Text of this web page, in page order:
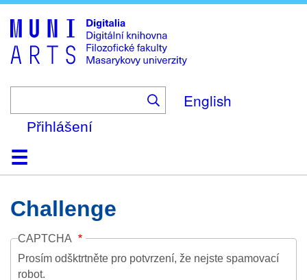
to
main
content
English
Přihlášení
DomůKolekce
Prohlížení
Vyhledávání
O platformě
Nápověda
KontaktDigitalia
Challenge
CAPTCHA
Prosím odšktrtněte pro potvrzení, že nejste spamovací
robot.